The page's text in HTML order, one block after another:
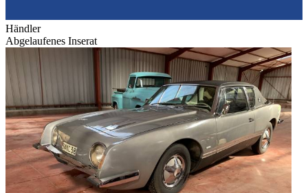
Händler
Abgelaufenes Inserat